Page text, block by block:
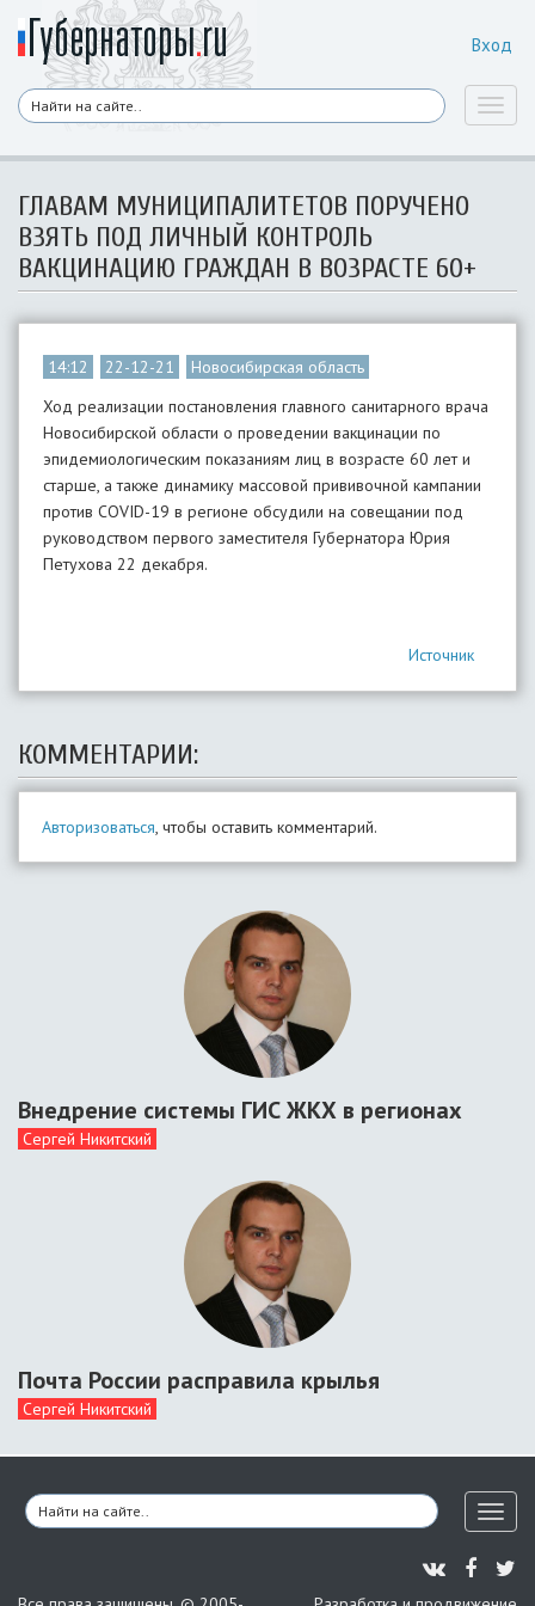
Вход
ГЛАВАМ МУНИЦИПАЛИТЕТОВ ПОРУЧЕНО
ВЗЯТЬ ПОД ЛИЧНЫЙ КОНТРОЛЬ
ВАКЦИНАЦИЮ ГРАЖДАН В ВОЗРАСТЕ 60+
14:12 22-12-21
Новосибирская область
Ход реализации постановления главного санитарного врача
Новосибирской области о проведении вакцинации по
эпидемиологическим показаниям лиц в возрасте 60 лет и
старше, а также динамику массовой прививочной кампании
против COVID-19 в регионе обсудили на совещании под
руководством первого заместителя Губернатора Юрия
Петухова 22 декабря.
Источник
КОММЕНТАРИИ:
Авторизоваться, чтобы оставить комментарий.
Внедрение системы ГИС ЖКХ в регионах
Сергей Никитский
Почта России расправила крылья
Сергей Никитский